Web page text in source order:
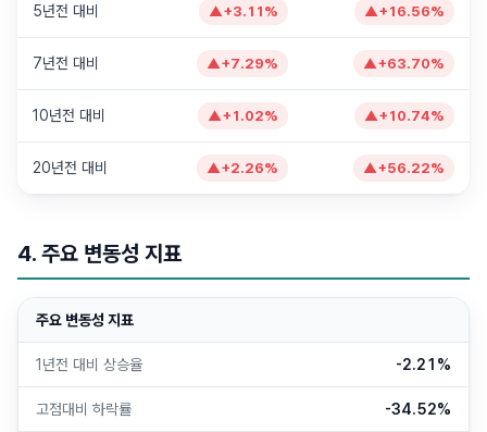
5년전 대비 ▲+3.11 % ▲+ 16.56%
7년전 대비 ▲+7.29% ▲+63.70%
10년전 대비 ▲+ 1.02% ▲+ 10.74%
20년전 대비 ▲+2.26% ▲+56.22%
4. 주요 변동성 지표
주요 변동성 지표
1년전 대비 상승율 -2.21%
고점대비 하락률 -34.52%